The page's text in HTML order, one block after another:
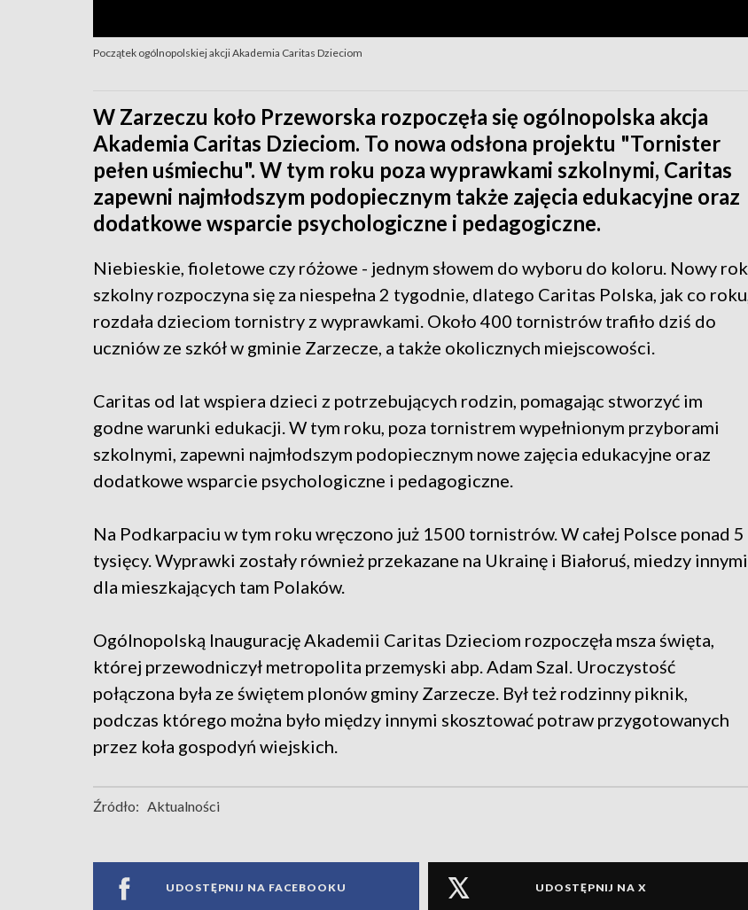
Początek ogólnopolskiej akcji Akademia Caritas Dzieciom
W Zarzeczu koło Przeworska rozpoczęła się ogólnopolska akcja
Akademia Caritas Dzieciom. To nowa odsłona projektu "Tornister
pełen uśmiechu". W tym roku poza wyprawkami szkolnymi, Caritas
zapewni najmłodszym podopiecznym także zajęcia edukacyjne oraz
dodatkowe wsparcie psychologiczne i pedagogiczne.
Niebieskie, fioletowe czy różowe - jednym słowem do wyboru do koloru. Nowy rok
szkolny rozpoczyna się za niespełna 2 tygodnie, dlatego Caritas Polska, jak co roku,
rozdała dzieciom tornistry z wyprawkami. Około 400 tornistrów trafiło dziś do
uczniów ze szkół w gminie Zarzecze, a także okolicznych miejscowości.
Caritas od lat wspiera dzieci z potrzebujących rodzin, pomagając stworzyć im
godne warunki edukacji. W tym roku, poza tornistrem wypełnionym przyborami
szkolnymi, zapewni najmłodszym podopiecznym nowe zajęcia edukacyjne oraz
dodatkowe wsparcie psychologiczne i pedagogiczne.
Na Podkarpaciu w tym roku wręczono już 1500 tornistrów. W całej Polsce ponad 5
tysięcy. Wyprawki zostały również przekazane na Ukrainę i Białoruś, miedzy innymi
dla mieszkających tam Polaków.
Ogólnopolską Inaugurację Akademii Caritas Dzieciom rozpoczęła msza święta,
której przewodniczył metropolita przemyski abp. Adam Szal. Uroczystość
połączona była ze świętem plonów gminy Zarzecze. Był też rodzinny piknik,
podczas którego można było między innymi skosztować potraw przygotowanych
przez koła gospodyń wiejskich.
Źródło: Aktualności
UDOSTĘPNIJ NA FACEBOOKU UDOSTĘPNIJ NA X